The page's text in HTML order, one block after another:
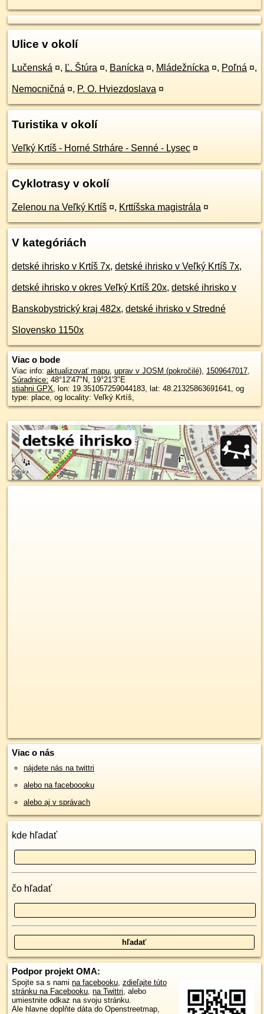
Ulice v okolí
Lučenská ¤, Ľ. Štúra ¤, Banícka ¤, Mládežnícka ¤, Poľná ¤,
Nemocničná ¤, P. O. Hviezdoslava ¤
Turistika v okolí
Veľký Krtíš - Horné Strháre - Senné - Lysec ¤
Cyklotrasy v okolí
Zelenou na Veľký Krtíš ¤, Krttíšska magistrála ¤
V kategóriách
detské ihrisko v Krtíš 7x, detské ihrisko v Veľký Krtíš 7x,
detské ihrisko v okres Veľký Krtíš 20x, detské ihrisko v
Banskobystrický kraj 482x, detské ihrisko v Stredné
Slovensko 1150x
Viac o bode
Viac info: aktualizovať mapu, uprav v JOSM (pokročilé), 1509647017,
Súradnice: 48°12'47"N, 19°21'3"E
stiahni GPX, lon: 19.351057259044183, lat: 48.21325863691641, og
type: place, og locality: Veľký Krtíš,
Viac o nás
nájdete nás na twittri
alebo na faceboooku
alebo aj v správach
kde hľadať
čo hľadať
Podpor projekt OMA:
Spojte sa s nami na facebooku, zdieľajte túto
stránku na Facebooku, na Twittri, alebo
umiestnite odkaz na svoju stránku.
Ale hlavne doplňte dáta do Openstreetmap,